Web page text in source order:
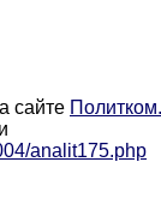
сайте
analit175.php